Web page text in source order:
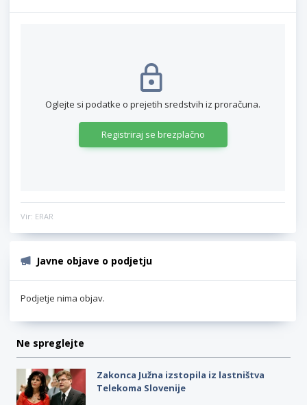
Oglejte si podatke o prejetih sredstvih iz proračuna.
Registriraj se brezplačno
Vir: ERAR
Javne objave o podjetju
Podjetje nima objav.
Ne spreglejte
Zakonca Južna izstopila iz lastništva
Telekoma Slovenije